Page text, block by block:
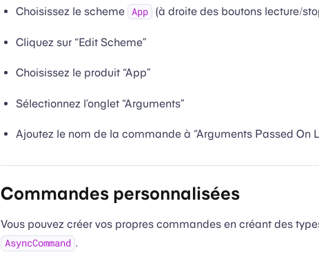
Choisissez le scheme App (à droite des boutons lecture/
Cliquez sur “Edit Scheme”
Choisissez le produit “App”
Sélectionnez l’onglet “Arguments”
Ajoutez le nom de la commande à “Arguments Passed On
Commandes personnalisées
Vous pouvez créer vos propres commandes en créant des
AsyncCommand .